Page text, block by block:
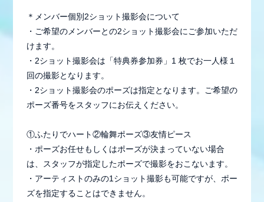
＊メンバー個別2ショット撮影会について
・ご希望のメンバーとの2ショット撮影会にご参加いただ
けます。
・2ショット撮影会は「特典券参加券」1 枚でお一人様１
回の撮影となります。
・2ショット撮影会のポーズは指定となります。ご希望の
ポーズ番号をスタッフにお伝えください。
①ふたりでハート②輪舞ポーズ③友情ピース
・ポーズお任せもしくはポーズが決まっていない場合
は、スタッフが指定したポーズで撮影をおこないます。
・アーティストのみの1ショット撮影も可能ですが、ポー
ズを指定することはできません。